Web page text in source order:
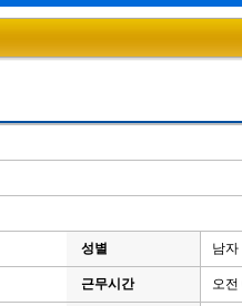
성별 남
근무시간 오전